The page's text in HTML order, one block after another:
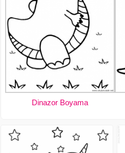
Dinazor Boyama